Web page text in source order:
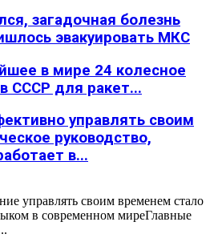
загадочная болезнь
эвакуировать МКС
в мире 24 колесное
СССР для ракет...
управлять своим
руководство,
в...
управлять своим временем стало
в современном миреГлавные